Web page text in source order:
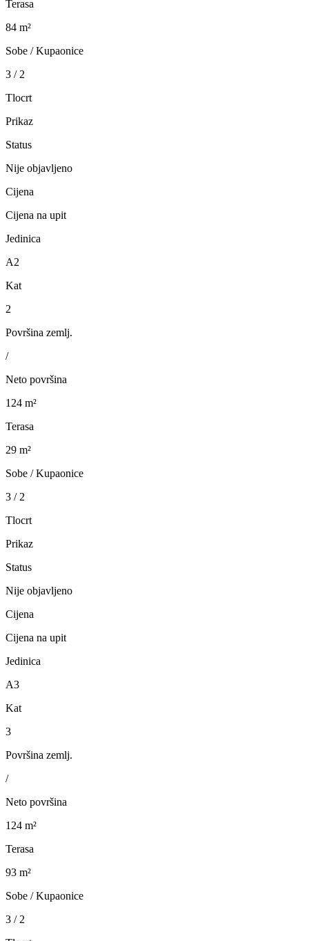
Terasa
84 m²
Sobe / Kupaonice
3 / 2
Tlocrt
Prikaz
Status
Nije objavljeno
Cijena
Cijena na upit
Jedinica
A2
Kat
2
Površina zemlj.
/
Neto površina
124 m²
Terasa
29 m²
Sobe / Kupaonice
3 / 2
Tlocrt
Prikaz
Status
Nije objavljeno
Cijena
Cijena na upit
Jedinica
A3
Kat
3
Površina zemlj.
/
Neto površina
124 m²
Terasa
93 m²
Sobe / Kupaonice
3 / 2